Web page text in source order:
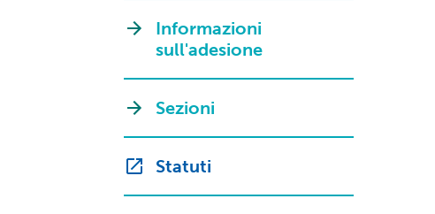
Informazioni
sull'adesione
Sezioni
Statuti